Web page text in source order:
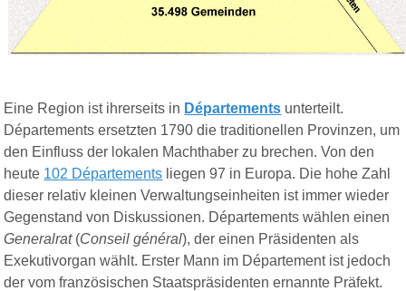
Eine Region ist ihrerseits in Départements unterteilt.
Départementsersetzten 1790 dietraditionellen Provinzen, um
den Einfluss der lokalen Machthaber zu brechen. Von den
heute 102 Départements liegen 97 in Europa. Die hoheZahl
dieser relativ kleinenVerwaltungseinheiten ist immerwieder
Gegenstand von Diskussionen. Départementswähleneinen
Generalrat(Conseilgénéral), dereinen Präsidentenals
Exekutivorganwählt. Erster Mann im Département ist jedoch
dervomfranzösischen Staatspräsidentenernannte Präfekt.